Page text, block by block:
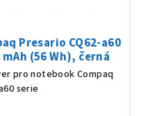
Presario CQ62-a60
(56 Wh), černá
pro notebook Compaq
serie